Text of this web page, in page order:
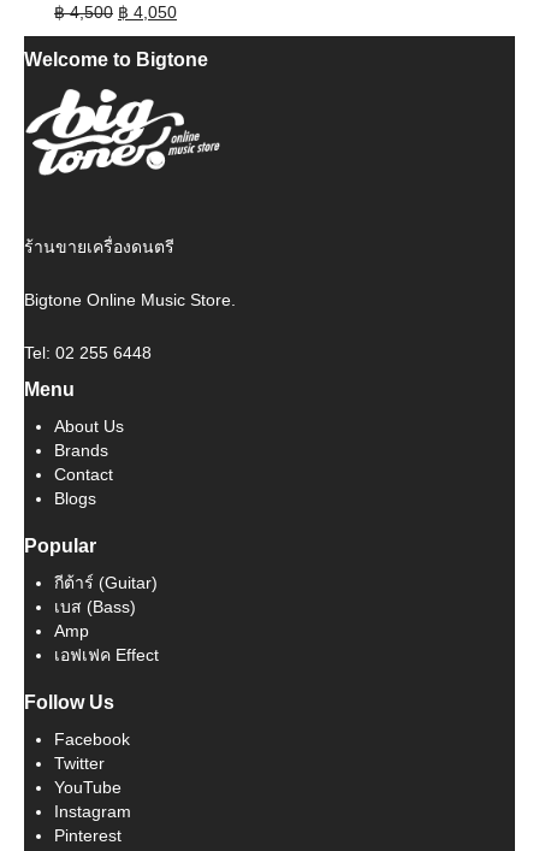
฿4,500 Original
price
was:
฿ 4,050Current
price
is:
Welcome to Bigtone
ร้านขายเครื่องดนตรี
Bigtone Online Music Store.
Tel: 02 255 6448
Menu
About Us
Brands
Contact
Blogs
Popular
กีต้าร์ (Guitar)
เบส (Bass)
Amp
เอฟเฟค Effect
Follow Us
Facebook
Twitter
YouTube
Instagram
Pinterest